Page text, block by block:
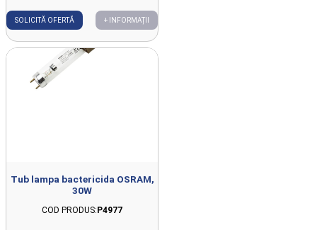
SOLICITĂ OFERTĂ + INFORMAȚII
Tub lampa bactericida OSRAM,
30W
COD PRODUS:P4977